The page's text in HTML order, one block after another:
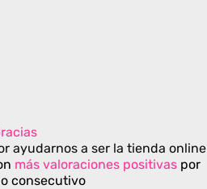
ayudarnos a ser la tienda online
más valoraciones positivas por
consecutivo